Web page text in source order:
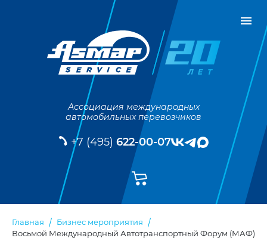
Ассоциация международных
автомобильных перевозчиков
+7 (495) 622-00-07
Главная
Бизнес мероприятия
Восьмой Международный Автотранспортный Форум (МАФ)